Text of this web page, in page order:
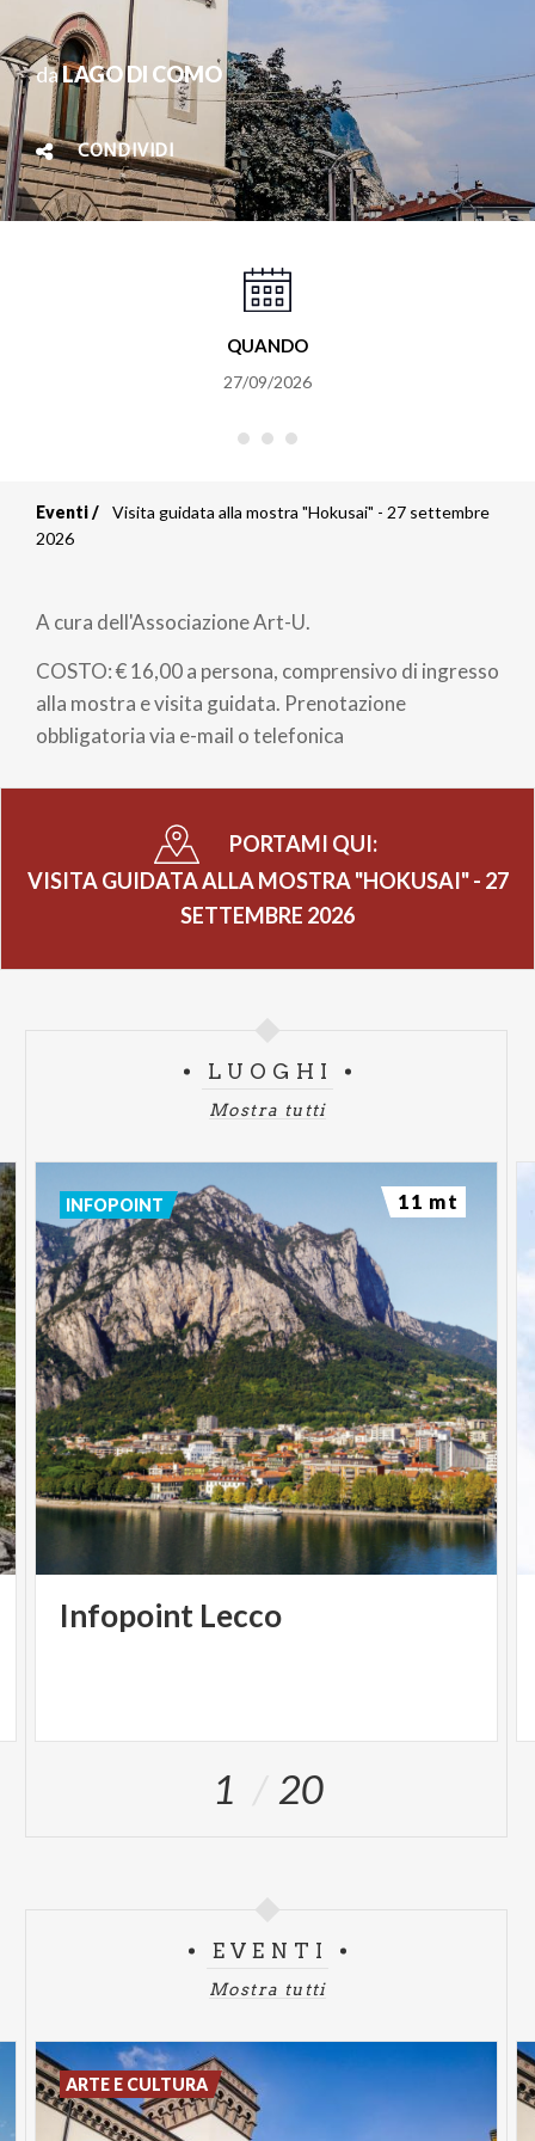
daLAGO DI COMO
CONDIVIDI
QUANDO
27/09/2026
Briciole
pane
Eventi
Visita guidata alla mostra "Hokusai" - 27 settembre
2026
A cura dell'Associazione Art-U.
COSTO: € 16,00 a persona, comprensivo di ingresso
alla mostra e visita guidata. Prenotazione
obbligatoria via e-mail o telefonica
PORTAMI QUI:
VISITA GUIDATA ALLA MOSTRA "HOKUSAI" - 27
SETTEMBRE 2026
LUOGHI
Mostra tutti
Infopoint Lecco
INFOPOINT 11 mt
1 20
EVENTI
Mostra tutti
ARTE E CULTURA